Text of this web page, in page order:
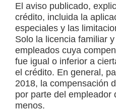
El aviso publicado,
crédito, incluida la
especiales y las
Solo la licencia familiar
empleados cuya
fue igual o inferior a
el crédito. En general,
2018, la compensación
por parte del empleador
menos.